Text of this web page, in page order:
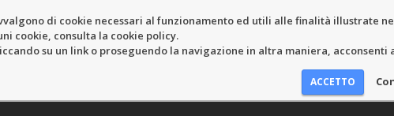
di cookie necessari al funzionamento ed utili alle finalità illustrate
cookie, consulta la cookie policy.
su un link o proseguendo la navigazione in altra maniera, acconsenti